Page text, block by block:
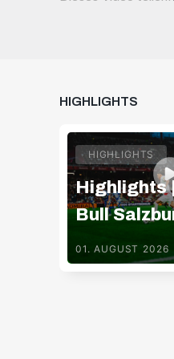
HIGHLIGHTS
HIGHLIGHTS
Highlights
Bull
TSV
01. AUGUST 2026